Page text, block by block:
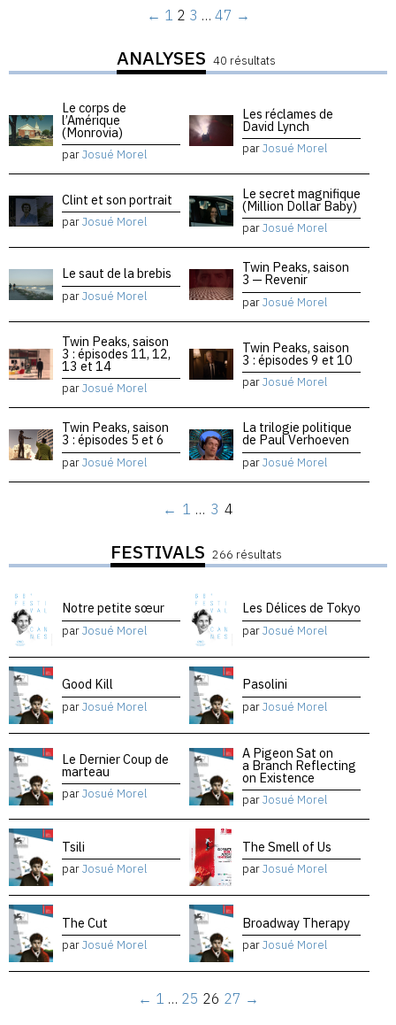
← 1 2 3 … 47 →
ANALYSES 40 résultats
Le corps de
l’Amérique
(Monrovia)
parJosué Morel
Les réclames de
David Lynch
parJosué Morel
Clint et son portrait
parJosué Morel
Le secret magnifique
(Million Dollar Baby)
parJosué Morel
Le saut de la brebis
parJosué Morel
Twin Peaks, saison
3 — Revenir
parJosué Morel
Twin Peaks, saison
3 : épisodes 11, 12,
13 et 14
parJosué Morel
Twin Peaks, saison
3 : épisodes 9 et 10
parJosué Morel
Twin Peaks, saison
3 : épisodes 5 et 6
parJosué Morel
La trilogie politique
de Paul Verhoeven
parJosué Morel
← 1 … 3 4
FESTIVALS 266 résultats
Notre petite sœur
parJosué Morel
Les Délices de Tokyo
parJosué Morel
Good Kill
parJosué Morel
Pasolini
parJosué Morel
Le Dernier Coup de
marteau
parJosué Morel
A Pigeon Sat on
a Branch Reflecting
on Existence
parJosué Morel
Tsili
parJosué Morel
The Smell of Us
parJosué Morel
The Cut
parJosué Morel
Broadway Therapy
parJosué Morel
← 1 … 25 26 27 →